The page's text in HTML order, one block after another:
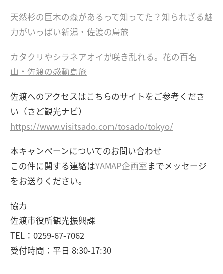
天然杉の巨木の森があるって知ってた？知られざる魅
力がいっぱい新潟・佐渡の島旅
カタクリやシラネアオイが咲き乱れる。花の百名
山・佐渡の感動島旅
佐渡へのアクセスはこちらのサイトをご参考くださ
い（さど観光ナビ）
https://www.visitsado.com/tosado/tokyo/
本キャンペーンについてのお問い合わせ
この件に関する連絡はYAMAP企画室までメッセージ
をお送りください。
協力
佐渡市役所観光振興課
TEL：0259-67-7062
受付時間：平日 8:30-17:30